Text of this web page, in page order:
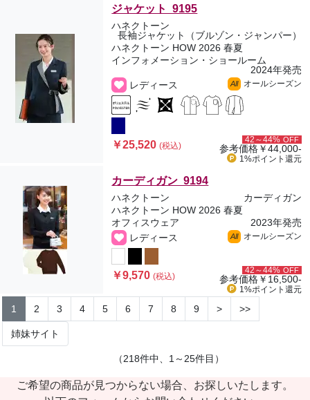
ジャケット 9195
ハネクトーン
長袖ジャケット（ブルゾン・ジャンパー）
ハネクトーン HOW 2026 春夏
インフォメーション・ショールーム
2024年発売
レディース
All オールシーズン
￥25,520(税込)
42～44% OFF
参考価格￥44,000-
1%ポイント 還元
カーディガン 9194
ハネクトーン
カーディガン
ハネクトーン HOW 2026 春夏
オフィスウェア
2023年発売
レディース
All オールシーズン
￥9,570(税込)
42～44% OFF
参考価格￥16,500-
1%ポイント 還元
1 2 3 4 5 6 7 8 9 > >>
姉妹サイト
（218件中、1～25件目）
ご希望の商品が見つからない場合、お探しいたします。